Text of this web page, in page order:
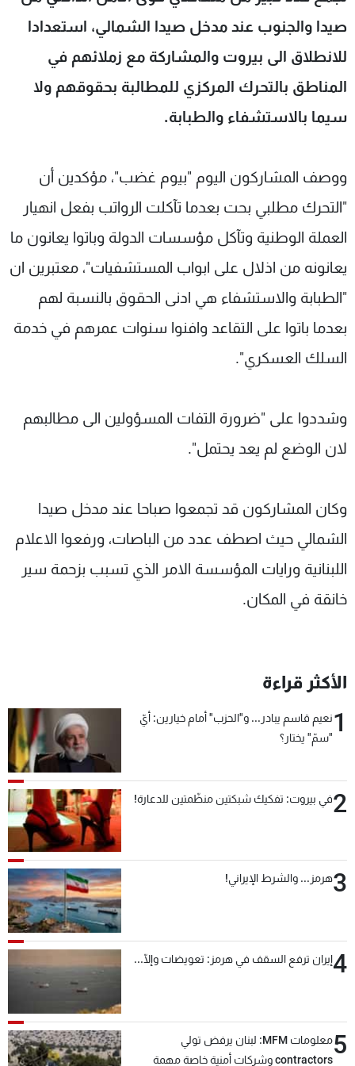
صيدا والجنوب عند مدخل صيدا الشمالي، استعدادا
للانطلاق الى بيروت والمشاركة مع زملائهم في
المناطق بالتحرك المركزي للمطالبة بحقوقهم ولا
سيما بالاستشفاء والطبابة.
ووصف المشاركون اليوم "بيوم غضب"، مؤكدين أن
"التحرك مطلبي بحت بعدما تآكلت الرواتب بفعل انهيار
العملة الوطنية وتآكل مؤسسات الدولة وباتوا يعانون ما
يعانونه من اذلال على ابواب المستشفيات"، معتبرين ان
"الطبابة والاستشفاء هي ادنى الحقوق بالنسبة لهم
بعدما باتوا على التقاعد وافنوا سنوات عمرهم في خدمة
السلك العسكري".
وشددوا على "ضرورة التفات المسؤولين الى مطالبهم
لان الوضع لم يعد يحتمل".
وكان المشاركون قد تجمعوا صباحا عند مدخل صيدا
الشمالي حيث اصطف عدد من الباصات، ورفعوا الاعلام
اللبنانية ورايات المؤسسة الامر الذي تسبب بزحمة سير
خانقة في المكان.
الأكثر قراءة
1نعيم قاسم يبادر... و"الحزب" أمام خيارين: أيّ
"سمّ" يختار؟
2في بيروت: تفكيك شبكتين منظّمتين للدعارة!
3هرمز... والشرط الإيراني!
4إيران ترفع السقف في هرمز: تعويضات وإلّا...
5
معلومات MFM: لبنان يرفض تولي
contractors وشركات أمنية خاصة مهمة
شاهد البرامج
الترددات
عن MTV
لاعلاناتكم
وظائف
شروط الإسـتخدام